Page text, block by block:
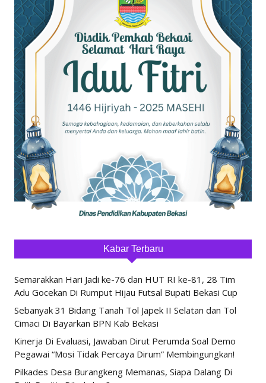
Kabar Terbaru
Semarakkan Hari Jadi ke-76 dan HUT RI ke-81, 28 Tim
Adu Gocekan Di Rumput Hijau Futsal Bupati Bekasi Cup
Sebanyak 31 Bidang Tanah Tol Japek II Selatan dan Tol
Cimaci Di Bayarkan BPN Kab Bekasi
Kinerja Di Evaluasi, Jawaban Dirut Perumda Soal Demo
Pegawai “Mosi Tidak Percaya Dirum” Membingungkan!
Pilkades Desa Burangkeng Memanas, Siapa Dalang Di